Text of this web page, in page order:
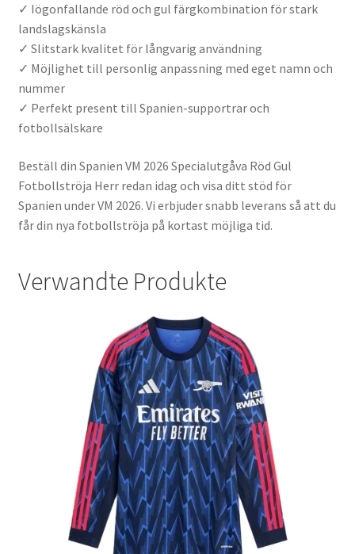
✓ Iögonfallande röd och gul färgkombination för stark
landslagskänsla
✓ Slitstark kvalitet för långvarig användning
✓ Möjlighet till personlig anpassning med eget namn och
nummer
✓ Perfekt present till Spanien-supportrar och
fotbollsälskare
Beställ din Spanien VM 2026 Specialutgåva Röd Gul
Fotbollströja Herr redan idag och visa ditt stöd för
Spanien under VM 2026. Vi erbjuder snabb leverans så att du
får din nya fotbollströja på kortast möjliga tid.
Verwandte Produkte